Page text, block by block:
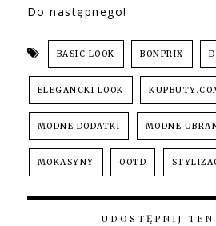
Do następnego!
BASIC LOOK BONPRIX
ELEGANCKI LOOK
MODNE DODATKI MODNE
MOKASYNY OOTD
UDOSTĘPNIJ